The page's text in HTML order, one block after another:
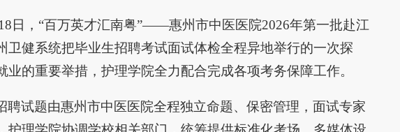
日，“百万英才汇南粤”——惠州市中医医院2026年第一批赴江
健系统把毕业生招聘考试面试体检全程异地举行的一次探
的重要举措，护理学院全力配合完成各项考务保障工作。
试题由惠州市中医医院全程独立命题、保密管理，面试专家